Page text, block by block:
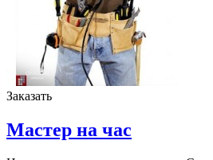
Заказать
Мастер на час